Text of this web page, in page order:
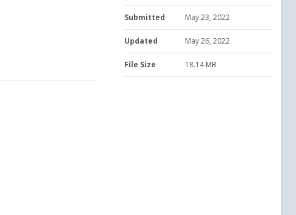
Submitted May 23, 2022
Updated May 26, 2022
File Size 18.14 MB